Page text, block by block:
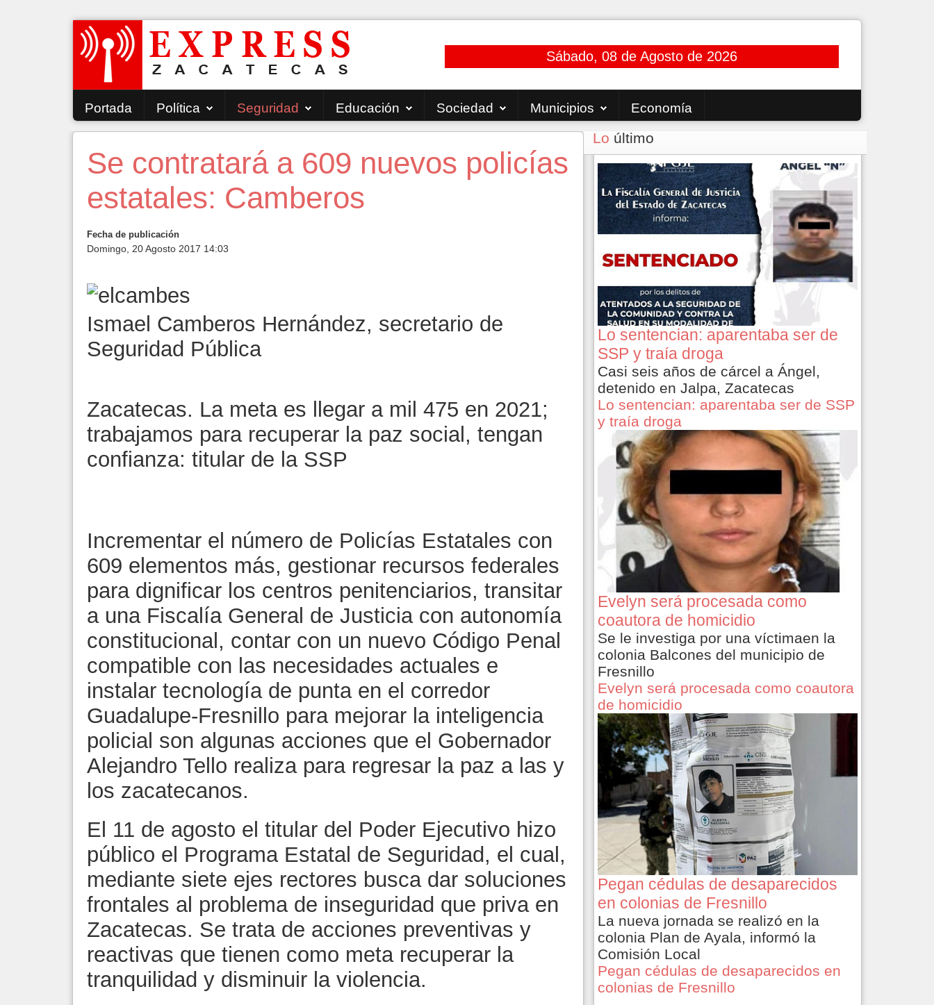
Sábado, 08 de Agosto de 2026
Portada Política Seguridad Educación Sociedad Municipios Economía
Se contratará a 609 nuevos policías
estatales: Camberos
Fecha de publicación
Domingo, 20 Agosto 2017 14:03
Ismael Camberos Hernández, secretario de
Seguridad Pública
Zacatecas. La meta es llegar a mil 475 en 2021;
trabajamos para recuperar la paz social, tengan
confianza: titular de la SSP
Incrementar el número de Policías Estatales con
609 elementos más, gestionar recursos federales
para dignificar los centros penitenciarios, transitar
a una Fiscalía General de Justicia con autonomía
constitucional, contar con un nuevo Código Penal
compatible con las necesidades actuales e
instalar tecnología de punta en el corredor
Guadalupe-Fresnillo para mejorar la inteligencia
policial son algunas acciones que el Gobernador
Alejandro Tello realiza para regresar la paz a las y
los zacatecanos.
El 11 de agosto el titular del Poder Ejecutivo hizo
público el Programa Estatal de Seguridad, el cual,
mediante siete ejes rectores busca dar soluciones
frontales al problema de inseguridad que priva en
Zacatecas. Se trata de acciones preventivas y
reactivas que tienen como meta recuperar la
tranquilidad y disminuir la violencia.
Lo último
Lo sentencian: aparentaba ser de
SSP y traía droga
Casi seis años de cárcel a Ángel,
detenido en Jalpa, Zacatecas
Lo sentencian: aparentaba ser de SSP
y traía droga
Evelyn será procesada como
coautora de homicidio
Se le investiga por una víctimaen la
colonia Balcones del municipio de
Fresnillo
Evelyn será procesada como coautora
de homicidio
Pegan cédulas de desaparecidos
en colonias de Fresnillo
La nueva jornada se realizó en la
colonia Plan de Ayala, informó la
Comisión Local
Pegan cédulas de desaparecidos en
colonias de Fresnillo